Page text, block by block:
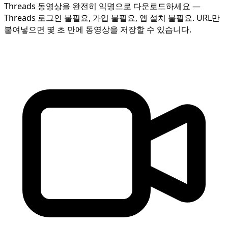
Threads 동영상을 완전히 익명으로 다운로드하세요 —
Threads 로그인 불필요, 가입 불필요, 앱 설치 불필요. URL만
붙여넣으면 몇 초 만에 동영상을 저장할 수 있습니다.